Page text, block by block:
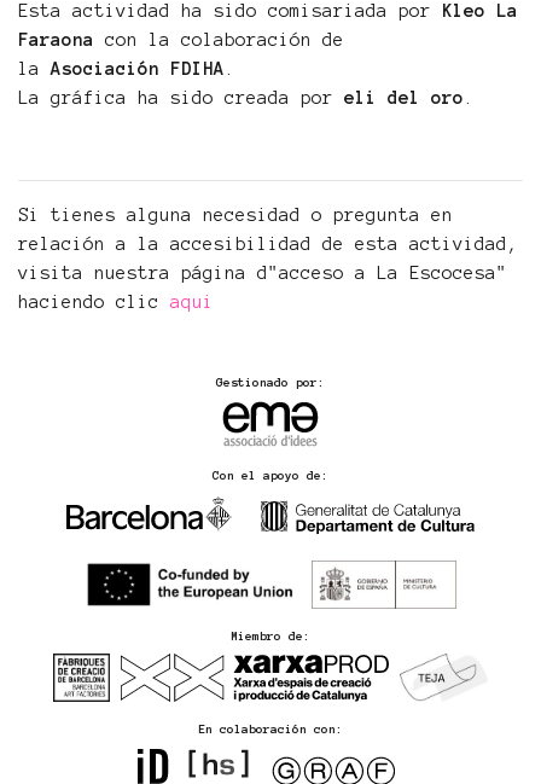
Esta actividad ha sido comisariada por
Kleo La
Faraona
con la colaboración de
la Asociación FDIHA
La gráfica ha sido creada por eli del oro
Si tienes alguna necesidad o pregunta en
relación a la accesibilidad de esta actividad,
visita nuestra página d"acceso a La Escocesa"
haciendo clic
aqui
Gestionado por:
Con el apoyo de:
Miembro de:
En colaboración con: